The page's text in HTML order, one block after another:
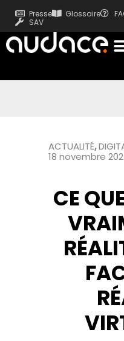
Presse Glossaire
SAV
ACTUALITÉ,
18 novembre
CE